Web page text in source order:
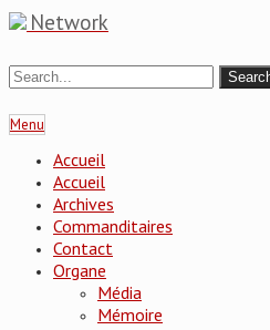
Network
Menu
Accueil
Accueil
Archives
Commanditaires
Contact
Organe
Média
Mémoire